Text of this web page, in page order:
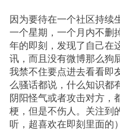
因为要待在一个社区持续
一个星期，一个月内不删
年的即刻，发现了自己在
讯，而且没有微博那么狗
我禁不住要点进去看看即
么骚话都说，什么知识都
阴阳怪气或者攻击对方，
梗，但是不伤人。关注到
听，超喜欢在即刻里面的